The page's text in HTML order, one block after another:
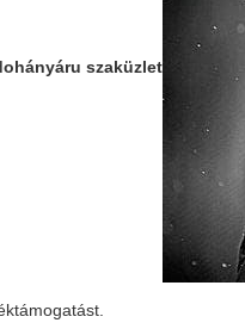
szaküzlet